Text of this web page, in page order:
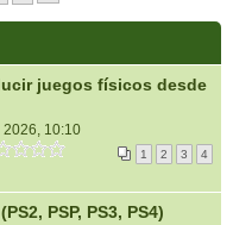
juegos físicos desde
2026, 10:10
1 2 3 4
PSP, PS3, PS4)